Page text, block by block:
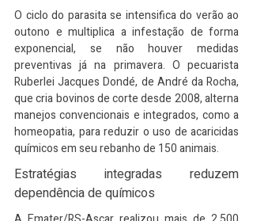
O ciclo do parasita se intensifica do verão ao
outono e multiplica a infestação de forma
exponencial, se não houver medidas
preventivas já na primavera. O pecuarista
Ruberlei Jacques Dondé, de André da Rocha,
que cria bovinos de corte desde 2008, alterna
manejos convencionais e integrados, como a
homeopatia, para reduzir o uso de acaricidas
químicos em seu rebanho de 150 animais.
Estratégias integradas reduzem
dependência de químicos